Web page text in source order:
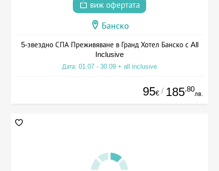
виж офертата
Банско
5-звездно СПА Преживяване в Гранд Хотел Банско с All
Inclusive
Дата: 01.07 - 30.09 + all inclusive
95€ / 185.80
лв.